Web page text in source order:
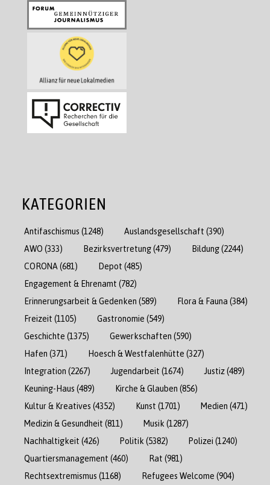
KATEGORIEN
Antifaschismus (1248) Auslandsgesellschaft (390)
AWO (333) Bezirksvertretung(479) Bildung(2244)
CORONA (681) Depot (485)
Engagement & Ehrenamt (782)
Erinnerungsarbeit & Gedenken (589) Flora & Fauna (384)
Freizeit (1105) Gastronomie (549)
Geschichte (1375) Gewerkschaften (590)
Hafen (371) Hoesch & Westfalenhütte (327)
Integration (2267) Jugendarbeit (1674) Justiz(489)
Keuning-Haus (489) Kirche & Glauben (856)
Kultur & Kreatives (4352) Kunst (1701) Medien (471)
Medizin & Gesundheit (811) Musik (1287)
Nachhaltigkeit (426) Politik (5382) Polizei (1240)
Quartiersmanagement (460) Rat (981)
Rechtsextremismus (1168) Refugees Welcome (904)